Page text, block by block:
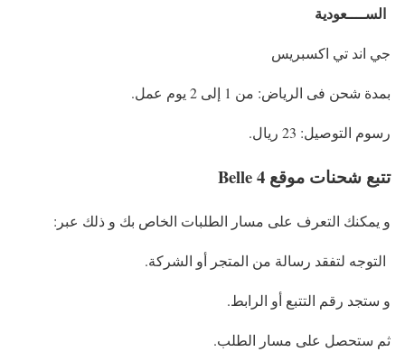
الســــعودية
جي اند تي اكسبريس
بمدة شحن فى الرياض: من 1 إلى 2 يوم عمل.
رسوم التوصيل: 23 ريال.
تتبع شحنات موقع Belle 4
و يمكنك التعرف على مسار الطلبات الخاص بك و ذلك عبر:
التوجه لتفقد رسالة من المتجر أو الشركة.
و ستجد رقم التتبع أو الرابط.
ثم ستحصل على مسار الطلب.